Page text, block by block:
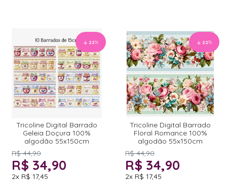
22%
Tricoline Digital Barrado
Geleia Doçura 100%
algodão 55x150cm
R$ 44,90
R$ 34,90
2x R$ 17,45
22%
Tricoline Digital Barrado
Floral Romance 100%
algodão 55x150cm
R$ 44,90
R$ 34,90
2x R$ 17,45